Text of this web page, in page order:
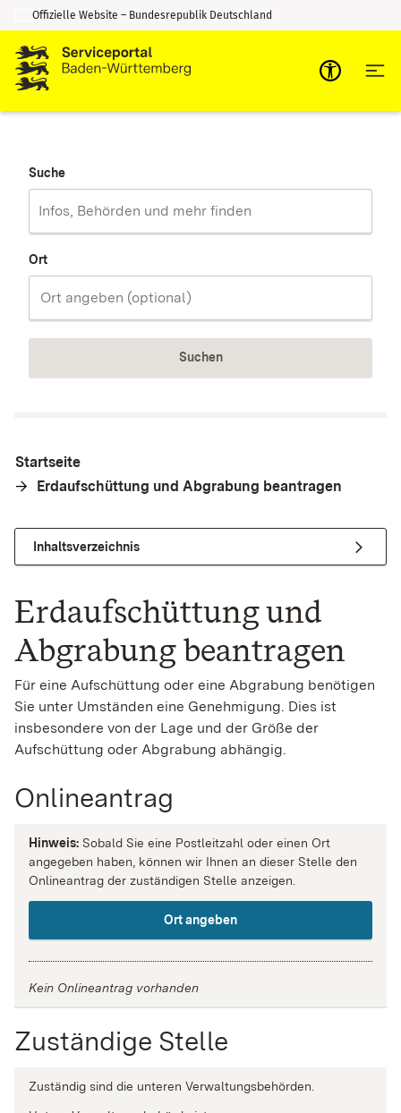
Zum Inhalt springen
Zur Suche springen
Offizielle Website – Bundesrepublik Deutschland
Suche
Ort
Suchen
Startseite
Erdaufschüttung und Abgrabung beantragen
Inhaltsverzeichnis
Erdaufschüttung und
Abgrabung beantragen
Für eine Aufschüttung oder eine Abgrabung benötigen
Sie unter Umständen eine Genehmigung. Dies ist
insbesondere von der Lage und der Größe der
Aufschüttung oder Abgrabung abhängig.
Onlineantrag
Hinweis: Sobald Sie eine Postleitzahl oder einen Ort
angegeben haben, können wir Ihnen an dieser Stelle den
Onlineantrag der zuständigen Stelle anzeigen.
Ort angeben
Kein Onlineantrag vorhanden
Zuständige Stelle
Zuständig sind die unteren Verwaltungsbehörden.